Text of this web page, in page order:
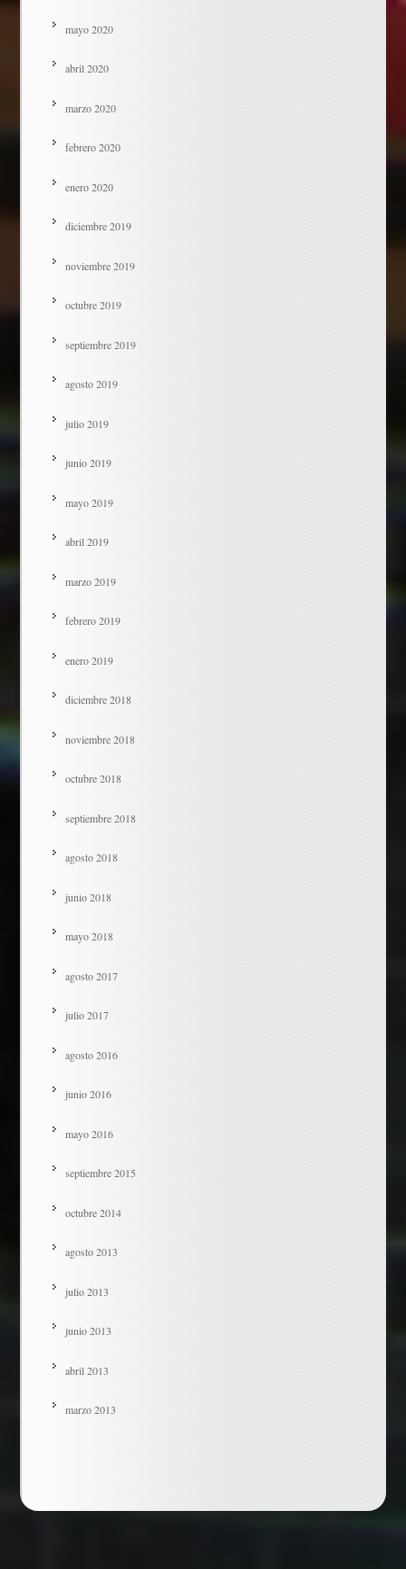
mayo 2020
abril 2020
marzo 2020
febrero 2020
enero 2020
diciembre 2019
noviembre 2019
octubre 2019
septiembre 2019
agosto 2019
julio 2019
junio 2019
mayo 2019
abril 2019
marzo 2019
febrero 2019
enero 2019
diciembre 2018
noviembre 2018
octubre 2018
septiembre 2018
agosto 2018
junio 2018
mayo 2018
agosto 2017
julio 2017
agosto 2016
junio 2016
mayo 2016
septiembre 2015
octubre 2014
agosto 2013
julio 2013
junio 2013
abril 2013
marzo 2013